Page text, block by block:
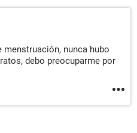
nunca hubo
debo preocuparme por